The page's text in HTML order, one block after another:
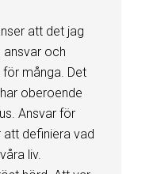
att det jag
och
många. Det
oberoende
Ansvar för
att definiera vad
liv.